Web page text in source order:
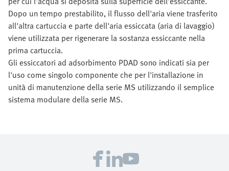
Dopo un tempo prestabilito, il flusso dell'aria viene trasferito
all'altra cartuccia e parte dell'aria essiccata (aria di lavaggio)
viene utilizzata per rigenerare la sostanza essiccante nella
prima cartuccia.
Gli essiccatori ad adsorbimento PDAD sono indicati sia per
l'uso come singolo componente che per l'installazione in
unità di manutenzione della serie MS utilizzando il semplice
sistema modulare della serie MS.